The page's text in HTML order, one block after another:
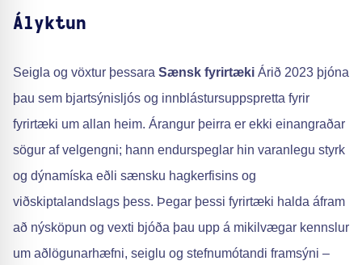
Ályktun
Seigla og vöxtur þessara Sænsk fyrirtæki Árið 2023 þjóna
þau sem bjartsýnisljós og innblástursuppspretta fyrir
fyrirtæki um allan heim. Árangur þeirra er ekki einangraðar
sögur af velgengni; hann endurspeglar hin varanlegu styrk
og dýnamíska eðli sænsku hagkerfisins og
viðskiptalandslags þess. Þegar þessi fyrirtæki halda áfram
að nýsköpun og vexti bjóða þau upp á mikilvægar kennslur
um aðlögunarhæfni, seiglu og stefnumótandi framsýni –